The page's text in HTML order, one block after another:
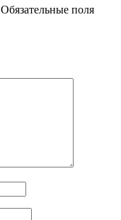
Обязательные поля